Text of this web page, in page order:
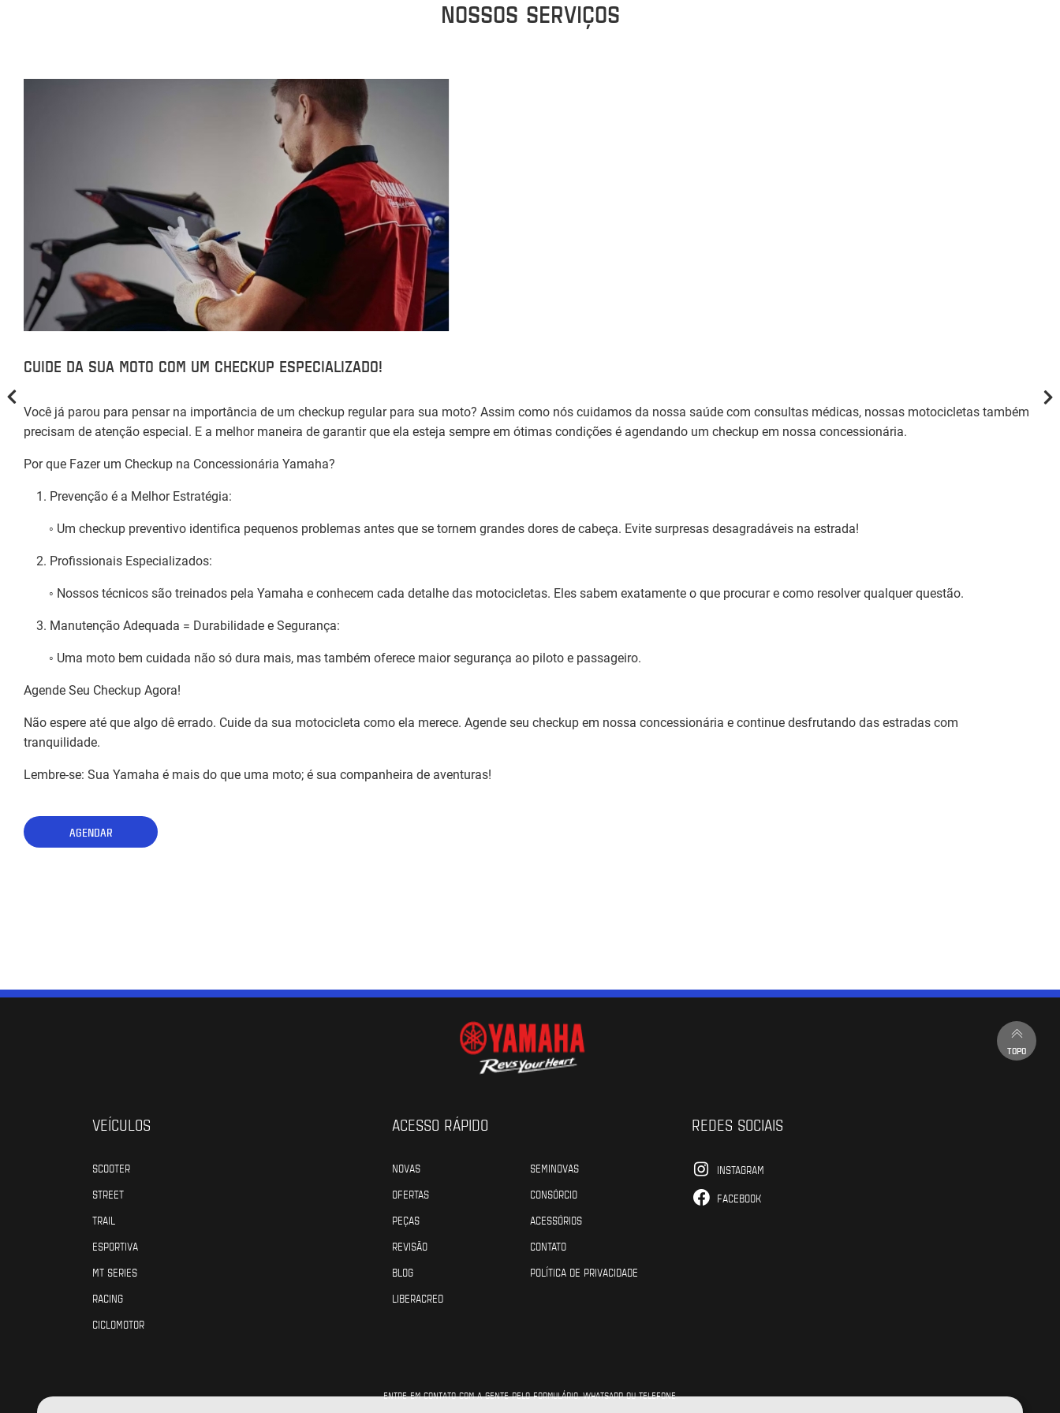
NOSSOS SERVIÇOS
CUIDE DA SUA MOTO COM UM CHECKUP ESPECIALIZADO!
Você já parou para pensar na importância de um checkup regular para sua moto? Assim como nós cuidamos da nossa saúde com consultas médicas, nossas motocicletas também
precisam de atenção especial. E a melhor maneira de garantir que ela esteja sempre em ótimas condições é agendando um checkup em nossa concessionária.
Por que Fazer um Checkup na Concessionária Yamaha?
1. Prevenção é a Melhor Estratégia:
◦ Um checkup preventivo identifica pequenos problemas antes que se tornem grandes dores de cabeça. Evite surpresas desagradáveis na estrada!
2. Profissionais Especializados:
◦ Nossos técnicos são treinados pela Yamaha e conhecem cada detalhe das motocicletas. Eles sabem exatamente o que procurar e como resolver qualquer questão.
3. Manutenção Adequada = Durabilidade e Segurança:
◦ Uma moto bem cuidada não só dura mais, mas também oferece maior segurança ao piloto e passageiro.
Agende Seu Checkup Agora!
Não espere até que algo dê errado. Cuide da sua motocicleta como ela merece. Agende seu checkup em nossa concessionária e continue desfrutando das estradas com
tranquilidade.
Lembre-se: Sua Yamaha é mais do que uma moto; é sua companheira de aventuras!
AGENDAR
TOPO
VEÍCULOS
SCOOTER
STREET
TRAIL
ESPORTIVA
MT SERIES
RACING
CICLOMOTOR
ACESSO RÁPIDO
NOVAS
SEMINOVAS
OFERTAS
CONSÓRCIO
PEÇAS
ACESSÓRIOS
REVISÃO
CONTATO
BLOG
POLÍTICA DE PRIVACIDADE
LIBERACRED
REDES SOCIAIS
INSTAGRAM
FACEBOOK
ENTRE EM CONTATO COM A GENTE PELO FORMULÁRIO, WHATSAPP OU TELEFONE.